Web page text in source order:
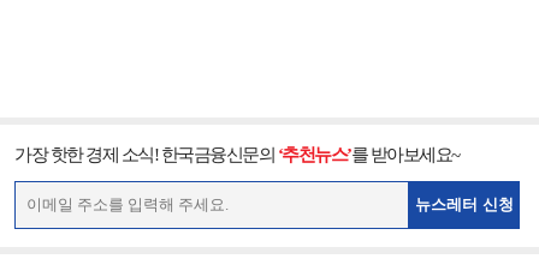
가장 핫한 경제 소식! 한국금융신문의 ‘추천뉴스’를 받아보세요~
뉴스레터 신청